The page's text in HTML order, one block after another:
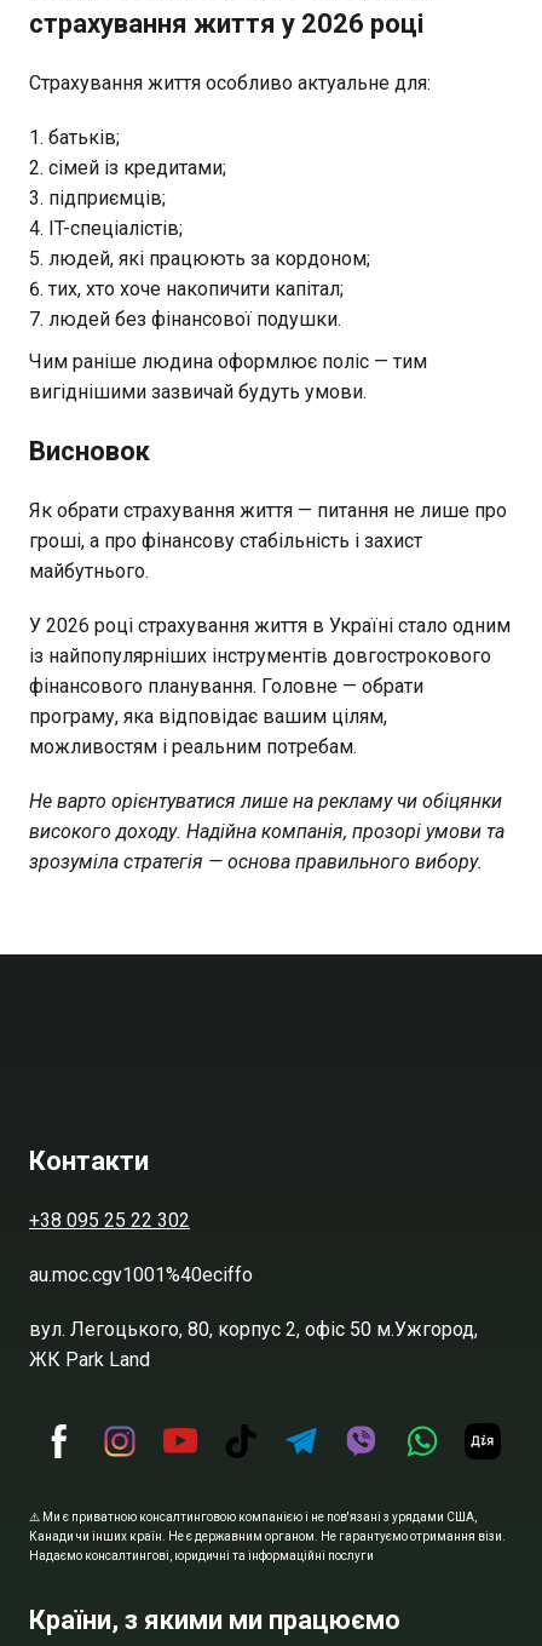
страхування життя у 2026 році
Страхування життя особливо актуальне для:
батьків;
сімей із кредитами;
підприємців;
IT-спеціалістів;
людей, які працюють за кордоном;
тих, хто хоче накопичити капітал;
людей без фінансової подушки.
Чим раніше людина оформлює поліс — тим
вигіднішими зазвичай будуть умови.
Висновок
Як обрати страхування життя — питання не лише про
гроші, а про фінансову стабільність і захист
майбутнього.
У 2026 році страхування життя в Україні стало одним
із найпопулярніших інструментів довгострокового
фінансового планування. Головне — обрати
програму, яка відповідає вашим цілям,
можливостям і реальним потребам.
Не варто орієнтуватися лише на рекламу чи обіцянки
високого доходу. Надійна компанія, прозорі умови та
зрозуміла стратегія — основа правильного вибору.
Контакти
+38 095 25 22 302
au.moc.cgv1001%40eciffo
вул. Легоцького, 80, корпус 2, офіс 50 м.Ужгород,
ЖК Park Land
⚠️ Ми є приватною консалтинговою компанією і не пов'язані з урядами США,
Канади чи інших країн. Не є державним органом. Не гарантуємо отримання візи.
Надаємо консалтингові, юридичні та інформаційні послуги
Країни, з якими ми працюємо